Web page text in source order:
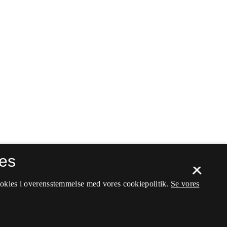
×
i overensstemmelse med vores cookiepolitik. Se vores